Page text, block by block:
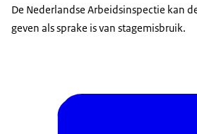
De Nederlandse Arbeidsinspectie kan
geven als sprake is van stagemisbruik.